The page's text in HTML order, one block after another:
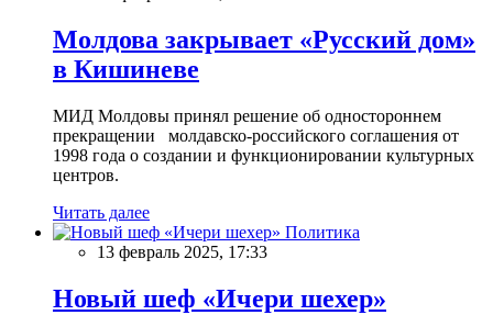
Молдова закрывает «Русский дом»
в Кишиневе
МИД Молдовы принял решение об одностороннем
прекращении молдавско-российского соглашения от
1998 года о создании и функционировании культурных
центров.
Читать далее
Политика
13 февраль 2025, 17:33
Новый шеф «Ичери шехер»